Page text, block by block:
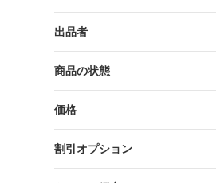
出品者
商品の状態
価格
割引オプション